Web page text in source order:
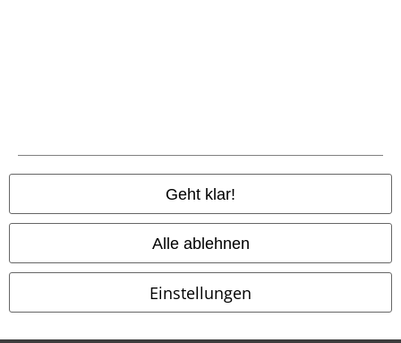
Geht klar!
Alle ablehnen
Einstellungen
Alle Preise inkl. gesetzlicher Mehrwertsteuer, zzgl.Versandkosten
© 1986-2026 E.M.P. Merchandising HGmbH
EMP Online Shops